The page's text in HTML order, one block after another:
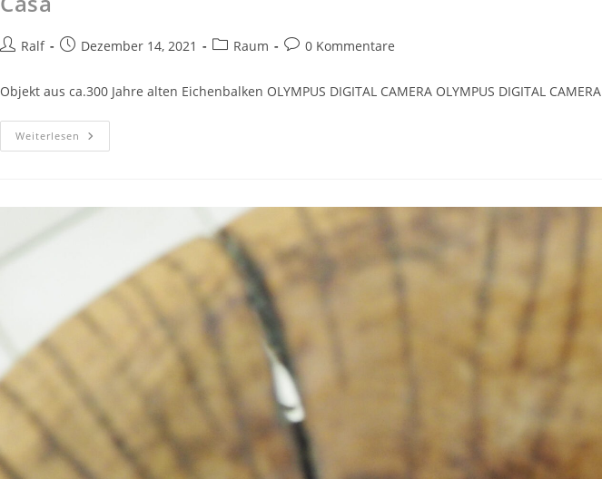
Ralf Dezember 14, 2021 Raum 0 Kommentare
Objekt aus ca.300 Jahre alten Eichenbalken OLYMPUS DIGITAL CAMERA OLYMPUS DIGITAL CAMERA
Weiterlesen